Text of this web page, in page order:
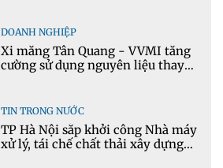
DOANH NGHIỆP
Xi măng Tân Quang - VVMI tăng
cường sử dụng nguyên liệu thay
TIN TRONG NƯỚC
TP Hà Nội sắp khởi công Nhà máy
xử lý, tái chế chất thải xây dựng